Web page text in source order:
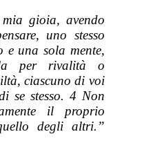
gioia, avendo
uno stesso
e una sola mente,
per rivalità o
ciascuno di voi
se stesso. 4 Non
il proprio
degli altri.”